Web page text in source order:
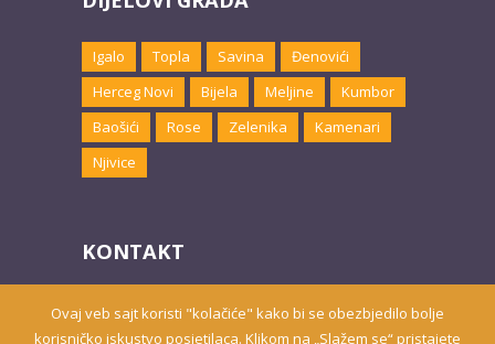
Igalo Topla Savina
Đenovići
Herceg Novi
Bijela Meljine
Kumbor
Baošići
Rose Zelenika
Kamenari
Njivice
KONTAKT
Email:marketing@hnsmjestaj.com
Ovaj veb sajt koristi "kolačiće" kako bi se obezbjedilo bolje
korisničko iskustvo posjetilaca. Klikom na „Slažem se“ pristajete